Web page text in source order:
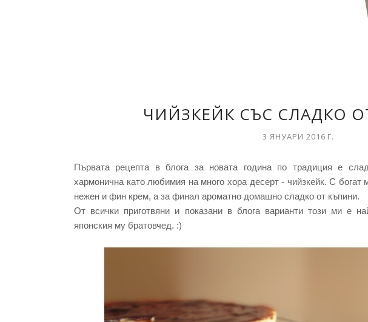
ЧИЙЗКЕЙК СЪС СЛАДКО
3 ЯНУАРИ 2016 Г.
Първата рецепта в блога за новата година по традиция е
хармонична като любимия на много хора десерт - чийзкейк. С богат
нежен и фин крем, а за финал ароматно домашно сладко от къпини.
От всички приготвяни и показани в блога варианти този ми е
японския му братовчед. :)